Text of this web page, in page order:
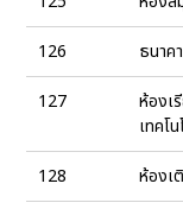
126
ธนาค
127
ห้องเ
เทคโ
128
ห้องเ